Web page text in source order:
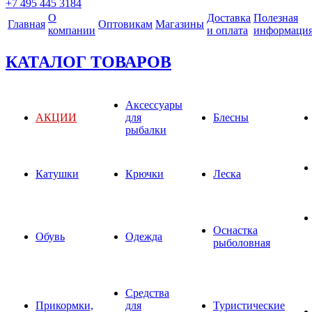
+7 495 445 3184
Главная
О
компании
Оптовикам Магазины
Доставка
и оплата
Полезная
КАТАЛОГ ТОВАРОВ
АКЦИИ
Аксессуары
для
рыбалки
Блесны
Катушки Крючки Леска
Обувь Одежда
Оснастка
рыболовная
Прикормки,
Средства
для
Туристические